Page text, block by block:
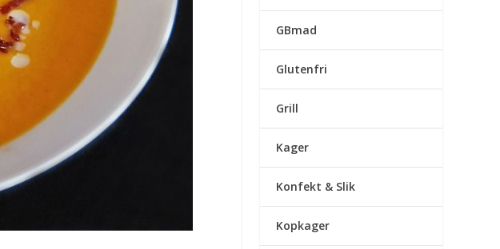
GBmad
Glutenfri
Grill
Kager
Konfekt & Slik
Kopkager